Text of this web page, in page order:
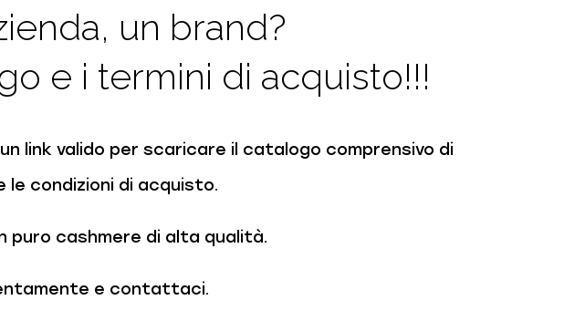
un brand?
e i termini di acquisto!!!
link valido per scaricare il catalogo comprensivo di
le condizioni di acquisto.
puro cashmere di alta qualità.
e contattaci.